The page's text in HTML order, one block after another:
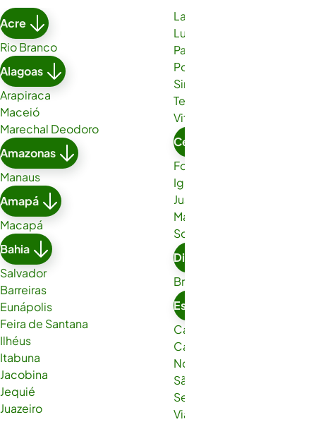
Acre
Rio Branco
Alagoas
Arapiraca
Maceió
Marechal Deodoro
Amazonas
Manaus
Amapá
Macapá
Bahia
Salvador
Barreiras
Eunápolis
Feira de Santana
Ilhéus
Itabuna
Jacobina
Jequié
Juazeiro
Lauro de Freitas
Luís Eduardo Magalhães
Paulo Afonso
Porto Seguro
Simões Filho
Teixeira de Freitas
Vitória da Conquista
Ceará
Fortaleza
Iguatu
Juazeiro do Norte
Maracanaú
Sobral
Distrito Federal
Brasília
Espírito Santo
Cachoeiro de Itapemirim
Cariacica
Nova Venécia
São Gabriel da Palha
Serra
Viana